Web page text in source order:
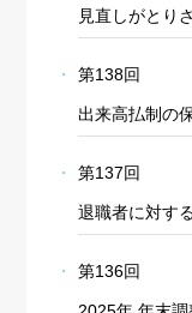
見直しがとり
第138回
出来高払制の
第137回
退職者に対す
第136回